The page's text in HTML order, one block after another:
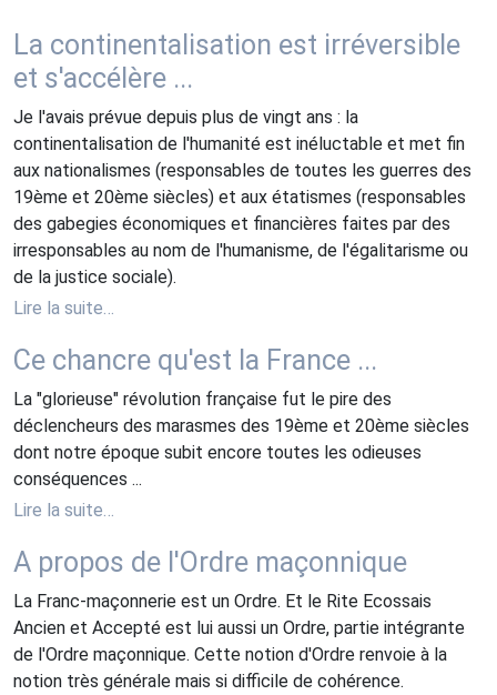
La continentalisation est irréversible
et s'accélère ...
Je l'avais prévue depuis plus de vingt ans : la
continentalisation de l'humanité est inéluctable et met fin
aux nationalismes (responsables de toutes les guerres des
19ème et 20ème siècles) et aux étatismes (responsables
des gabegies économiques et financières faites par des
irresponsables au nom de l'humanisme, de l'égalitarisme ou
de la justice sociale).
Lire la suite…
Ce chancre qu'est la France ...
La "glorieuse" révolution française fut le pire des
déclencheurs des marasmes des 19ème et 20ème siècles
dont notre époque subit encore toutes les odieuses
conséquences ...
Lire la suite…
A propos de l'Ordre maçonnique
La Franc-maçonnerie est un Ordre. Et le Rite Ecossais
Ancien et Accepté est lui aussi un Ordre, partie intégrante
de l'Ordre maçonnique. Cette notion d'Ordre renvoie à la
notion très générale mais si difficile de cohérence.